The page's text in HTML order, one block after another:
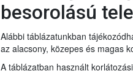
besorolású
Alábbi táblázatunkban
az alacsony, közepes és magas
A táblázatban használt